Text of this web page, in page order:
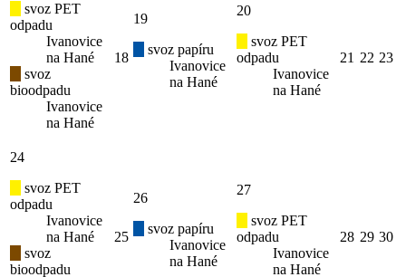
svoz PET
odpadu
Ivanovice
na Hané
svoz
bioodpadu
Ivanovice
na Hané
18
19
svoz papíru
Ivanovice
na Hané
20
svoz PET
odpadu
Ivanovice
na Hané
21 22 23
24
svoz PET
odpadu
Ivanovice
na Hané
svoz
bioodpadu
25
26
svoz papíru
Ivanovice
na Hané
27
svoz PET
odpadu
Ivanovice
na Hané
28 29 30